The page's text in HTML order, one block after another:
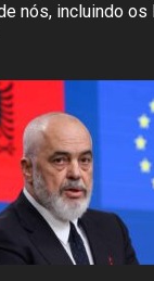
nós, incluindo os